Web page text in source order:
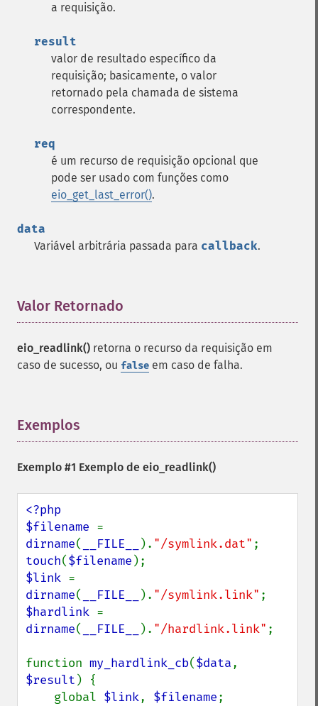
a requisição.
result
valor de resultado específico da
requisição; basicamente, o valor
retornado pela chamada de sistema
correspondente.
req
é um recurso de requisição opcional que
pode ser usado com funções como
eio_get_last_error().
data
Variável arbitrária passada para callback.
Valor Retornado
eio_readlink() retorna o recurso da requisição em
caso de sucesso, ou false em caso de falha.
Exemplos
Exemplo #1 Exemplo de eio_readlink()
<?php
$filename
dirname( __FILE__ ). "/symlink.dat"
touch($filename
$link
dirname( __FILE__ ). "/symlink.link"
$hardlink
dirname( __FILE__ ). "/hardlink.link" ;
function my_hardlink_cb($data
$result ) {
    global
$link, $filename;